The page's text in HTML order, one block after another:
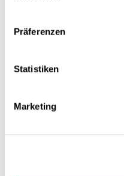
Präferenzen
Statistiken
Marketing
UNKATEGORISIERT
Se alle